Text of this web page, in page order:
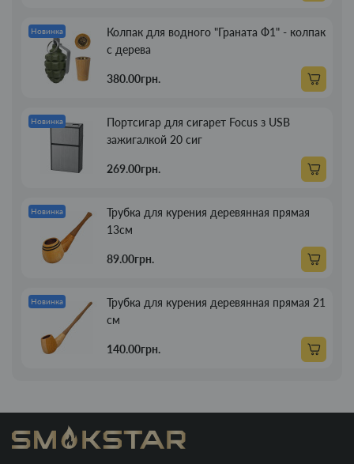
Новинка
Колпак для водного "Граната Ф1" - колпак
с дерева
380.00грн.
Новинка
Портсигар для сигарет Focus з USB
зажигалкой 20 сиг
269.00грн.
Новинка
Трубка для курения деревянная прямая
13см
89.00грн.
Новинка
Трубка для курения деревянная прямая 21
см
140.00грн.